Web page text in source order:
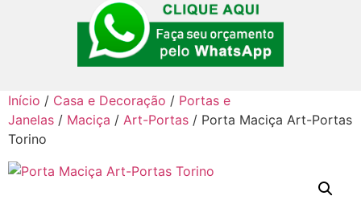
Início / Casa e Decoração / Portas e
Janelas / Maciça / Art-Portas / Porta Maciça Art-Portas
Torino